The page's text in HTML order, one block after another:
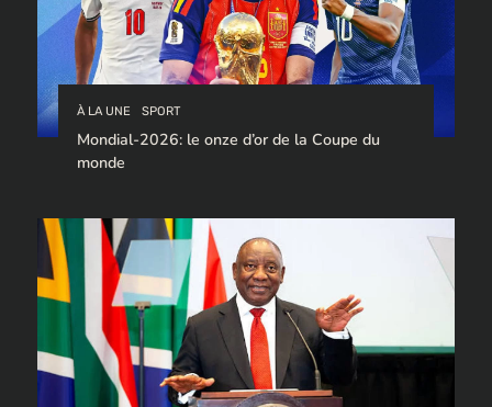
À LA UNE SPORT
Mondial-2026: le onze d’or de la Coupe du
monde